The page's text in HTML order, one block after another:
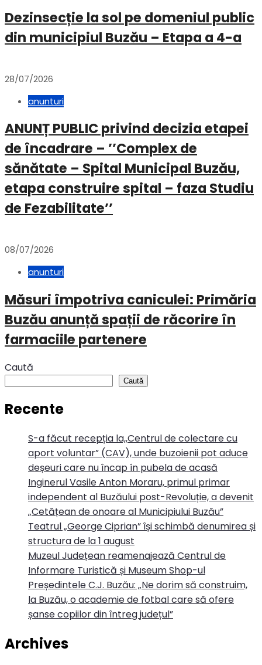
Dezinsecție la sol pe domeniul public
din municipiul Buzău – Etapa a 4-a
28/07/2026
anunturi
ANUNȚ PUBLIC privind decizia etapei
de încadrare – ’’Complex de
sănătate – Spital Municipal Buzău,
etapa construire spital – faza Studiu
de Fezabilitate’’
08/07/2026
anunturi
Măsuri împotriva caniculei: Primăria
Buzău anunță spații de răcorire în
farmaciile partenere
Caută
Caută
Recente
S-a făcut recepția la,,Centrul de colectare cu
aport voluntar” (CAV), unde buzoienii pot aduce
deșeuri care nu încap în pubela de acasă
Inginerul Vasile Anton Moraru, primul primar
independent al Buzăului post-Revoluție, a devenit
„Cetățean de onoare al Municipiului Buzău”
Teatrul „George Ciprian” își schimbă denumirea și
structura de la 1 august
Muzeul Județean reamenajează Centrul de
Informare Turistică și Museum Shop-ul
Președintele C.J. Buzău: „Ne dorim să construim,
la Buzău, o academie de fotbal care să ofere
șanse copiilor din întreg județul”
Archives